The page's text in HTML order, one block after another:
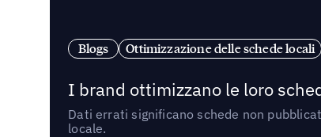
Blogs Ottimizzazione delle schede locali
I brand ottimizzano le loro
Dati errati significano schede non
locale.